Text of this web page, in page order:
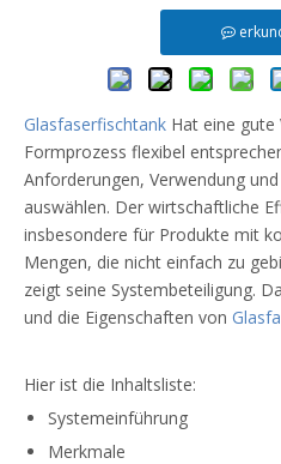
Glasfaserfischtank Hat eine gute
Formprozess flexibel
Anforderungen, Verwendung
auswählen. Der wirtschaftliche
insbesondere für Produkte mit
Mengen, die nicht einfach zu
zeigt seine Systembeteiligung.
und die Eigenschaften von
Hier ist die Inhaltsliste:
Systemeinführung
Merkmale